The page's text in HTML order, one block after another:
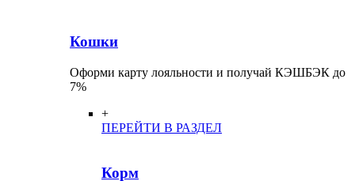
Кошки
Оформи карту лояльности и получай КЭШБЭК до
7%
+
ПЕРЕЙТИ В РАЗДЕЛ
Корм